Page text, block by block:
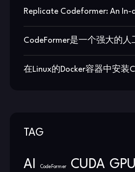
Replicate Codeformer: An In-
CodeFormer是一个强大的人
在Linux的Docker容器中安装
TAG
AI CodeFormer CUDA GPU